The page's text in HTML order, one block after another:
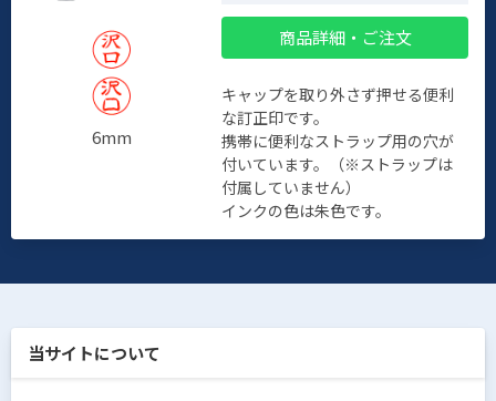
6mm
商品詳細・ご注文
キャップを取り外さず押せる便利
な訂正印です。
携帯に便利なストラップ用の穴が
付いています。（※ストラップは
付属していません）
インクの色は朱色です。
当サイトについて